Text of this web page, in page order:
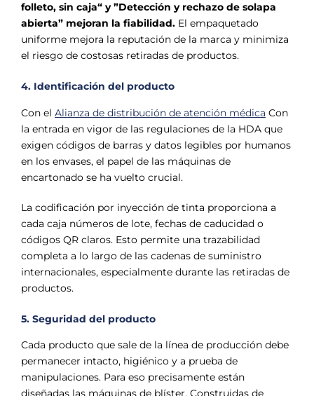
folleto, sin caja“ y ”Detección y rechazo de solapa
abierta” mejoran la fiabilidad. El empaquetado
uniforme mejora la reputación de la marca y minimiza
el riesgo de costosas retiradas de productos.
4. Identificación del producto
Con el Alianza de distribución de atención médica Con
la entrada en vigor de las regulaciones de la HDA que
exigen códigos de barras y datos legibles por humanos
en los envases, el papel de las máquinas de
encartonado se ha vuelto crucial.
La codificación por inyección de tinta proporciona a
cada caja números de lote, fechas de caducidad o
códigos QR claros. Esto permite una trazabilidad
completa a lo largo de las cadenas de suministro
internacionales, especialmente durante las retiradas de
productos.
5. Seguridad del producto
Cada producto que sale de la línea de producción debe
permanecer intacto, higiénico y a prueba de
manipulaciones. Para eso precisamente están
diseñadas las máquinas de blíster. Construidas de